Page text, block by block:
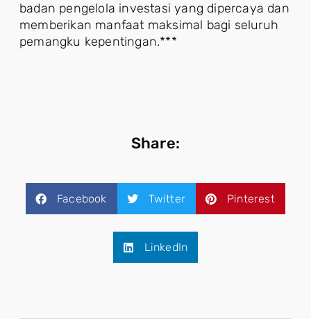
badan pengelola investasi yang dipercaya dan
memberikan manfaat maksimal bagi seluruh
pemangku kepentingan.***
Share:
Facebook Twitter Pinterest
LinkedIn